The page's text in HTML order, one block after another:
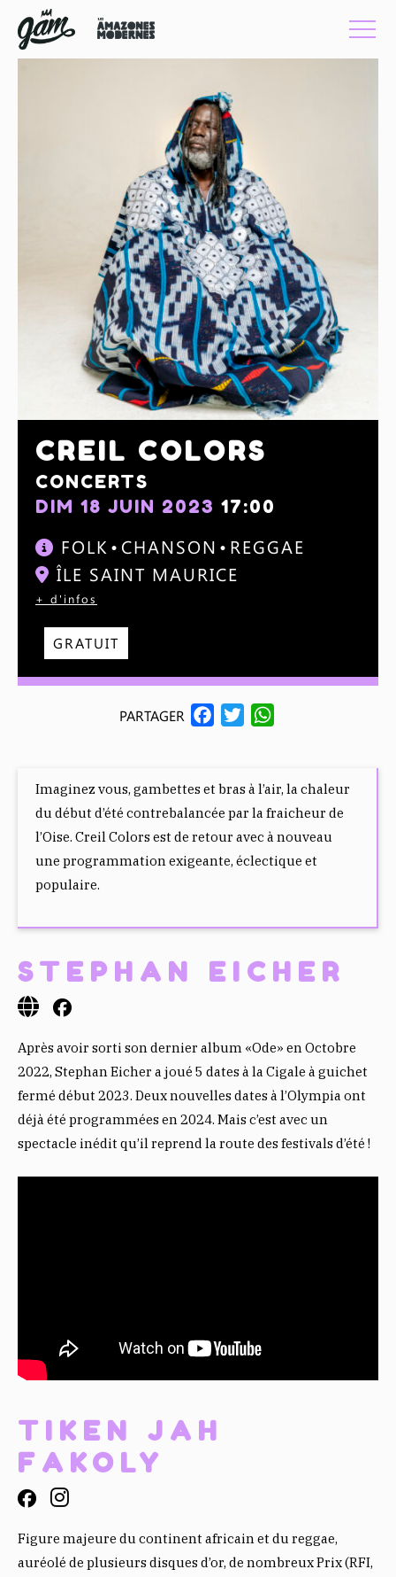
CREIL COLORS
CONCERTS
DIM 18 JUIN 2023 17:00
FOLK CHANSON
REGGAE
ÎLE SAINT MAURICE
+ d'infos
GRATUIT
PARTAGER
E
B
O
T
T
R
T
S
P
Imaginez vous, gambettes et bras à l’air, la chaleur
du début d’été contrebalancée par la fraicheur de
l’Oise. Creil Colors est de retour avec à nouveau
une programmation exigeante, éclectique et
populaire.
STEPHAN EICHER
Après avoir sorti son dernier album «Ode» en Octobre
2022, Stephan Eicher a joué 5 dates à la Cigale à guichet
fermé début 2023. Deux nouvelles dates à l’Olympia ont
déjà été programmées en 2024. Mais c’est avec un
spectacle inédit qu’il reprend la route des festivals d’été !
TIKEN JAH
FAKOLY
Figure majeure du continent africain et du reggae,
auréolé de plusieurs disques d’or, de nombreux Prix (RFI,